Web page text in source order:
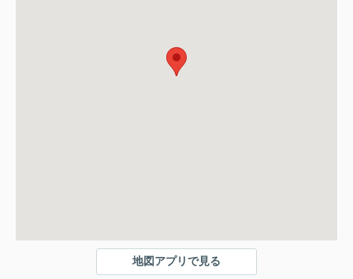
地図アプリで見る